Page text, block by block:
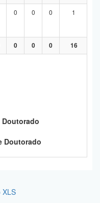
0 0 0 1
0 0 0 16
Doutorado
Doutorado
XLS